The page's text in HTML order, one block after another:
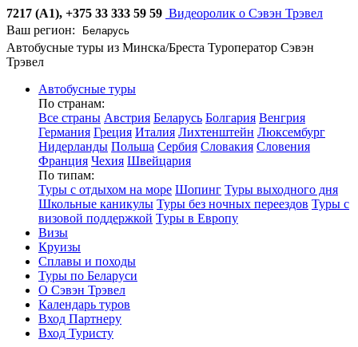
7217 (А1), +375 33 333 59 59 Видеоролик о Сэвэн Трэвел
Ваш регион:
Автобусные туры из Минска/Бреста Туроператор Сэвэн
Трэвел
Автобусные туры
По странам:
Все страны Австрия Беларусь Болгария Венгрия
Германия Греция Италия Лихтенштейн Люксембург
Нидерланды Польша Сербия Словакия Словения
Франция Чехия Швейцария
По типам:
Туры с отдыхом на море Шопинг Туры выходного дня
Школьные каникулы Туры без ночных переездов Туры с
визовой поддержкой Туры в Европу
Визы
Круизы
Сплавы и походы
Туры по Беларуси
О Сэвэн Трэвел
Календарь туров
Вход Партнеру
Вход Туристу